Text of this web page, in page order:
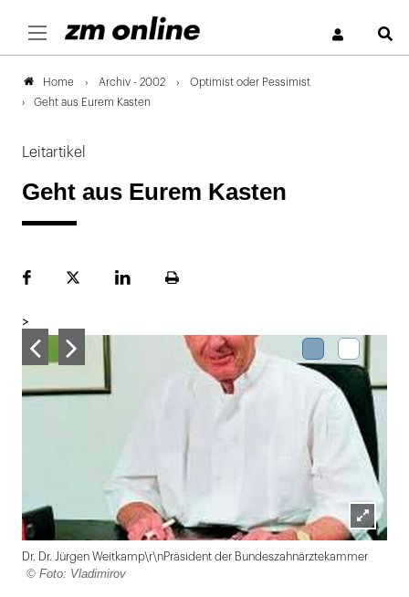
Home Archiv - 2002
Optimist oder Pessimist
Geht aus Eurem Kasten
Leitartikel
Geht aus Eurem Kasten
FacebookPlattformLinekdInSeite
>
Lightbox
öffnen
Dr. Dr. Jürgen Weitkamp\r\nPräsident der Bundeszahnärztekammer
© Foto: Vladimirov